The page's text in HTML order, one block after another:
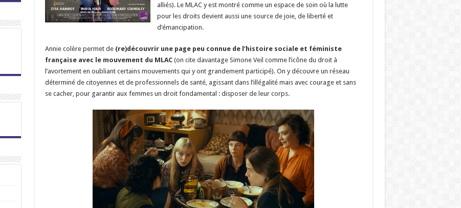
alliés). Le MLAC y est montré comme un espace de soin où la lutte
pour les droits devient aussi une source de joie, de liberté et
d’émancipation.
Annie colère permet de (re)découvrir une page peu connue de l’histoire sociale et féministe
française avec le mouvement du MLAC (on cite davantage Simone Veil comme l’icône du droit à
l’avortement en oubliant certains mouvements qui y ont grandement participé). On y découvre un réseau
déterminé de citoyennes et de professionnels de santé, agissant dans l’illégalité mais avec courage et sans
se cacher, pour garantir aux femmes un droit fondamental : disposer de leur corps.